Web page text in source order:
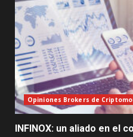
Opiniones Brokers de
INFINOX: un aliado en el